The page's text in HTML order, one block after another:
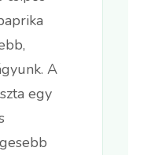
A
egy